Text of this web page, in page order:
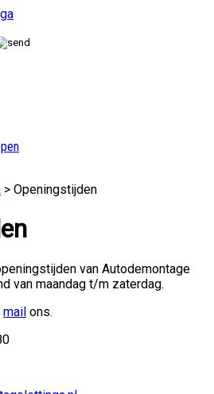
> Openingstijden
van Autodemontage
van maandag t/m zaterdag.
mail ons.